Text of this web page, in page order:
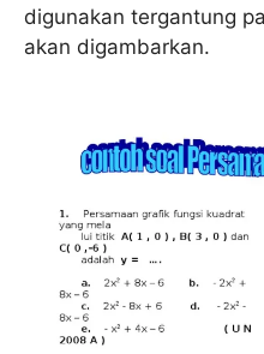
digunakan tergantung
akan digambarkan.